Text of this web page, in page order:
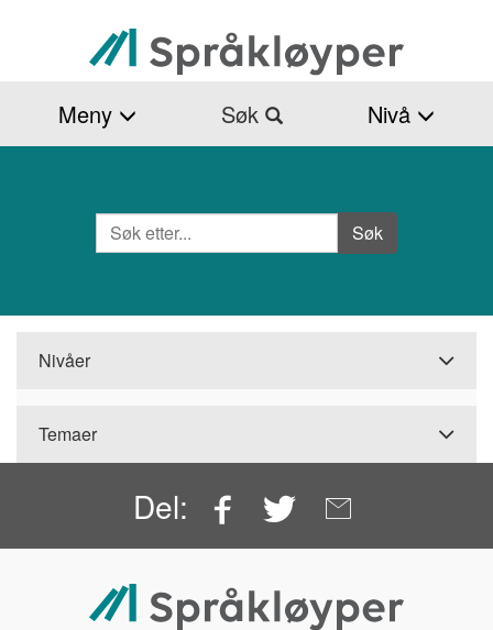
hovedinnhold
Meny Søk Nivå
Søk
Nivåer
Temaer
Del: Facebook
Twitter